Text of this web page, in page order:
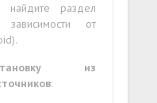
найдите раздел
зависимости от
из
: